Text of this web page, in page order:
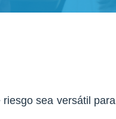
sea versátil